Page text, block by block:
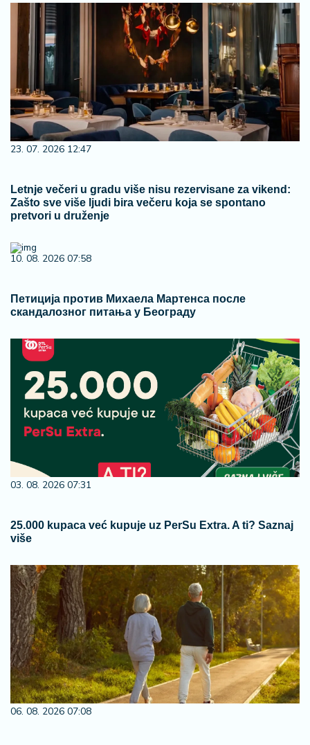
23. 07. 2026 12:47
Letnje večeri u gradu više nisu rezervisane za vikend:
Zašto sve više ljudi bira večeru koja se spontano
pretvori u druženje
10. 08. 2026 07:58
Петиција против Михаела Мартенса после
скандалозног питања у Београду
03. 08. 2026 07:31
25.000 kupaca već kupuje uz PerSu Extra. A ti? Saznaj
više
06. 08. 2026 07:08